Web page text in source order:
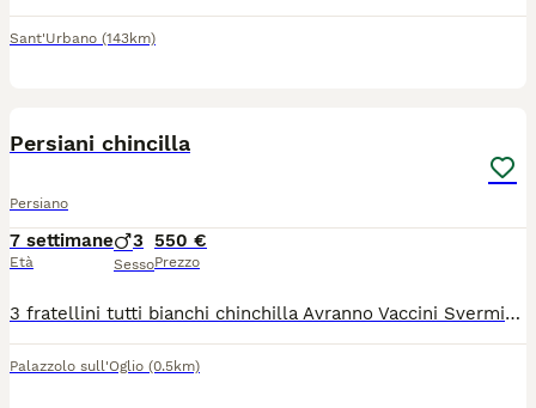
Sant'Urbano (143km)
Persiani chincilla
Persiano
7 settimane
Età
3
Sesso
550 €
Prezzo
3 fratellini tutti bianchi chinchilla Avranno Vaccini Sverminazione Visite frequenti dal veterinario Microchip Test fiv, felv e pkd genitori negativi Abituati alla lettiera Carattere dolcissimo
Palazzolo sull'Oglio (0.5km)